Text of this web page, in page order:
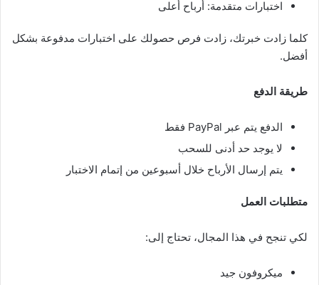
اختبارات متقدمة: أرباح أعلى
كلما زادت خبرتك، زادت فرص حصولك على اختبارات مدفوعة بشكل
أفضل.
طريقة الدفع
الدفع يتم عبر PayPal فقط
لا يوجد حد أدنى للسحب
يتم إرسال الأرباح خلال أسبوعين من إتمام الاختبار
متطلبات العمل
لكي تنجح في هذا المجال، تحتاج إلى:
ميكروفون جيد